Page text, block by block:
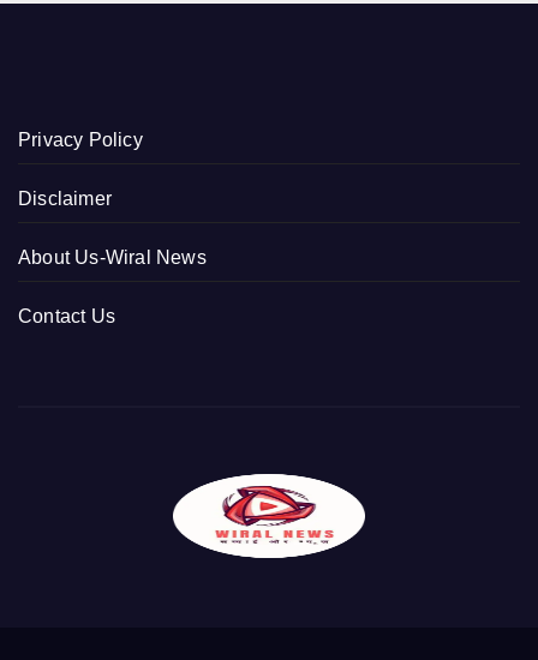
Privacy Policy
Disclaimer
About Us-Wiral News
Contact Us